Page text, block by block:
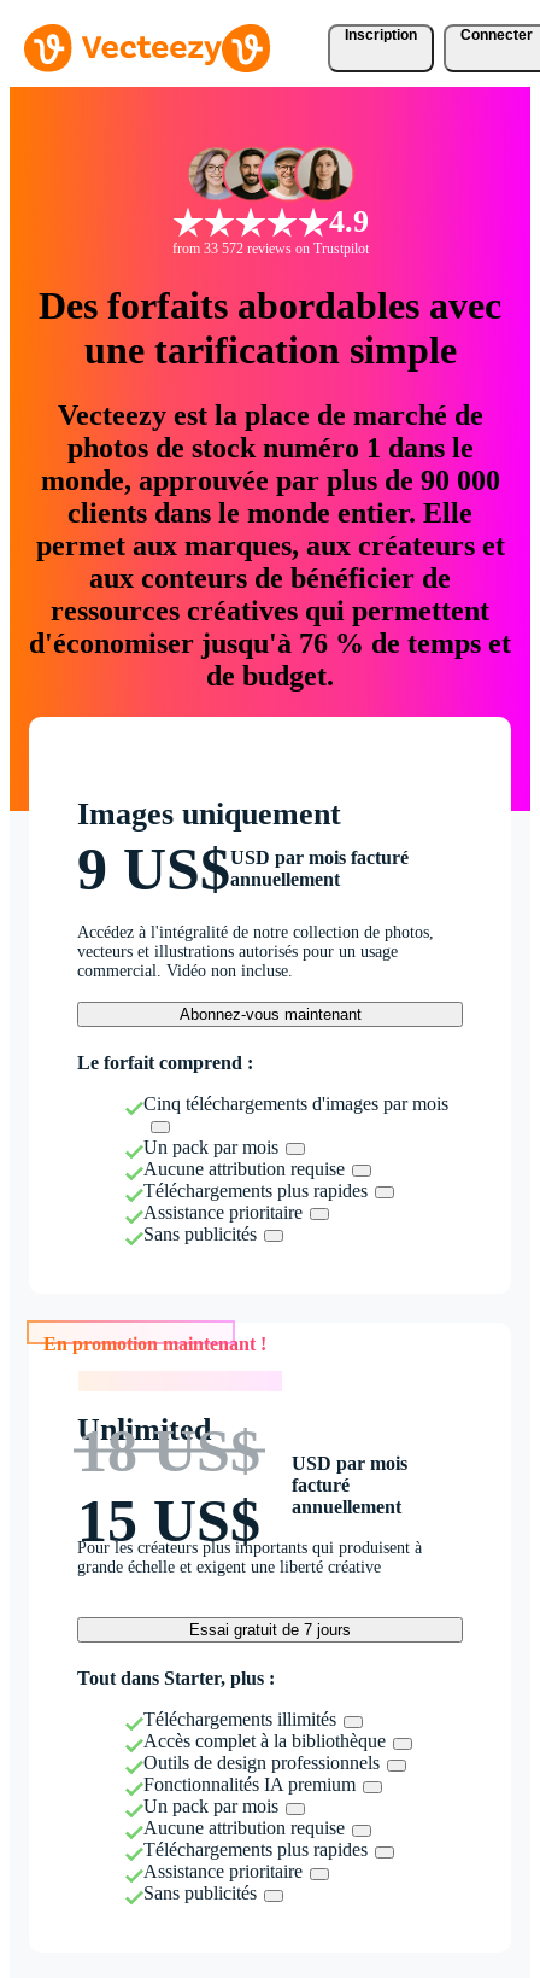
Inscription Connecter
4.9
from 33 572 reviews on Trustpilot
Des forfaits abordables avec
une tarification simple
Vecteezy est la place de marché de
photos de stock numéro 1 dans le
monde, approuvée par plus de 90 000
clients dans le monde entier. Elle
permet aux marques, aux créateurs et
aux conteurs de bénéficier de
ressources créatives qui permettent
d'économiser jusqu'à 76 % de temps et
de budget.
Images uniquement
9 US$USD par mois facturé
annuellement
Accédez à l'intégralité de notre collection de photos,
vecteurs et illustrations autorisés pour un usage
commercial. Vidéo non incluse.
Abonnez-vous maintenant
Le forfait comprend :
Cinq téléchargements d'images par mois
Un pack par mois
Aucune attribution requise
Téléchargements plus rapides
Assistance prioritaire
Sans publicités
En promotion maintenant !
Unlimited
18 US$
15 US$
USD par mois
facturé
annuellement
Pour les créateurs plus importants qui produisent à
grande échelle et exigent une liberté créative
Essai gratuit de 7 jours
Tout dans Starter, plus :
Téléchargements illimités
Accès complet à la bibliothèque
Outils de design professionnels
Fonctionnalités IA premium
Un pack par mois
Aucune attribution requise
Téléchargements plus rapides
Assistance prioritaire
Sans publicités